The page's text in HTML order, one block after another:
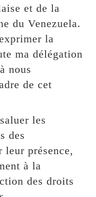
et de la
du Venezuela.
la
ma délégation
nous
de cet
les
des
leur présence,
à la
des droits